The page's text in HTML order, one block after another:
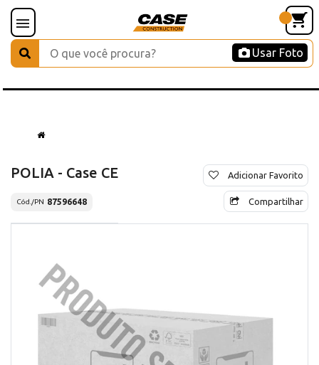
Usar Foto
POLIA - Case CE
Cód./PN 87596648
Adicionar Favorito
Compartilhar